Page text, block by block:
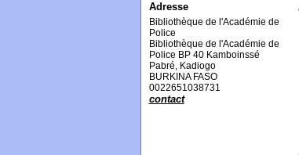
Mémoires
Sécurité
Adresse
Bibliothèque de l'Académie de
Police
Bibliothèque de l'Académie de
Police BP 40 Kamboinssé
Pabré, Kadiogo
BURKINA FASO
0022651038731
contact